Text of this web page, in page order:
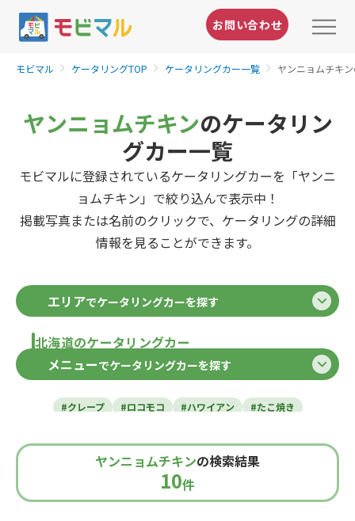
お問い合わせ
モビマル ケータリングTOP ケータリングカー一覧 ヤンニョムチキ
ヤンニョムチキンのケータリン
グカー一覧
モビマルに登録されているケータリングカーを「ヤンニ
ョムチキン」で絞り込んで表示中！
掲載写真または名前のクリックで、ケータリングの詳細
情報を見ることができます。
エリアでケータリングカーを探す
北海道のケータリングカー
北海道
関東のケータリングカー
埼玉県栃木県
北信越のケータリングカー
メニューでケータリングカーを探す
#クレープ #ロコモコ #ハワイアン
#たこ焼き
#餃子・小籠包
#唐揚げ #ドリンク
#タピオカ
#うどん・蕎麦
#イタリアン #カレー
#ケバブ #コーヒー
ヤンニョムチキンの検索結果
10件